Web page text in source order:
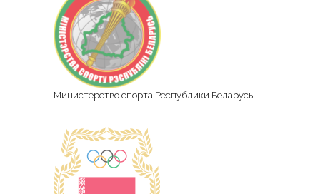
Министерство спорта Республики Беларусь